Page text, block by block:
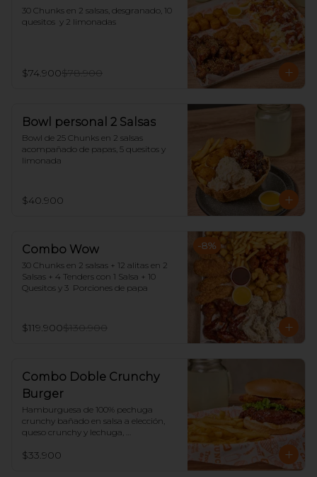
30 Chunks en 2 salsas, desgranado, 10
quesitos  y 2 limonadas
$74.900$78.900
Bowl personal 2 Salsas
Bowl de 25 Chunks en 2 salsas
acompañado de papas, 5 quesitos y
limonada
$40.900
-8%
Combo Wow
30 Chunks en 2 salsas + 12 alitas en 2
Salsas + 4 Tenders con 1 Salsa + 10
Quesitos y 3  Porciones de papa
$119.900$130.900
Combo Doble Crunchy
Burger
Hamburguesa de 100% pechuga
crunchy bañado en salsa a elección,
queso crunchy y lechuga,
$33.900